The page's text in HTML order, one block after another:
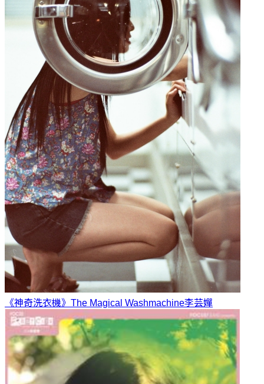
《神奇洗衣機》The Magical Washmachine李芸嬋